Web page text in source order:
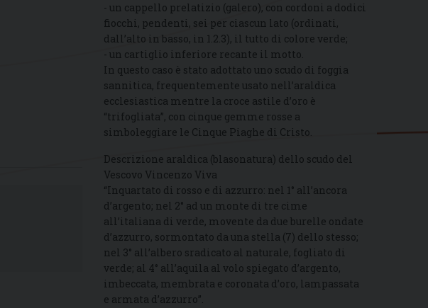
- un cappello prelatizio (galero), con cordoni a dodici
fiocchi, pendenti, sei per ciascun lato (ordinati,
dall’alto in basso, in 1.2.3), il tutto di colore verde;
- un cartiglio inferiore recante il motto.
In questo caso è stato adottato uno scudo di foggia
sannitica, frequentemente usato nell’araldica
ecclesiastica mentre la croce astile d’oro è
“trifogliata”, con cinque gemme rosse a
simboleggiare le Cinque Piaghe di Cristo.
Descrizione araldica (blasonatura) dello scudo del
Vescovo Vincenzo Viva
“Inquartato di rosso e di azzurro: nel 1° all’ancora
d’argento; nel 2° ad un monte di tre cime
all’italiana di verde, movente da due burelle ondate
d’azzurro, sormontato da una stella (7) dello stesso;
nel 3° all’albero sradicato al naturale, fogliato di
verde; al 4° all’aquila al volo spiegato d’argento,
imbeccata, membrata e coronata d’oro, lampassata
e armata d’azzurro”.